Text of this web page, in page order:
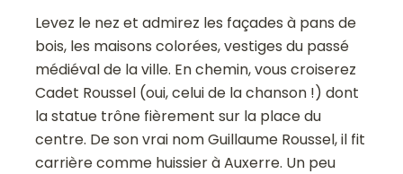
Levez le nez et admirez les façades à pans de
bois, les maisons colorées, vestiges du passé
médiéval de la ville. En chemin, vous croiserez
Cadet Roussel (oui, celui de la chanson !) dont
la statue trône fièrement sur la place du
centre. De son vrai nom Guillaume Roussel, il fit
carrière comme huissier à Auxerre. Un peu